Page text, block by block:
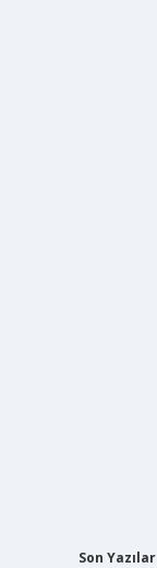
Son Yazılar